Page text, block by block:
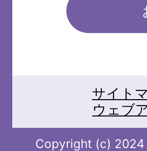
サイト
ウェブ
Copyright (c) 2024